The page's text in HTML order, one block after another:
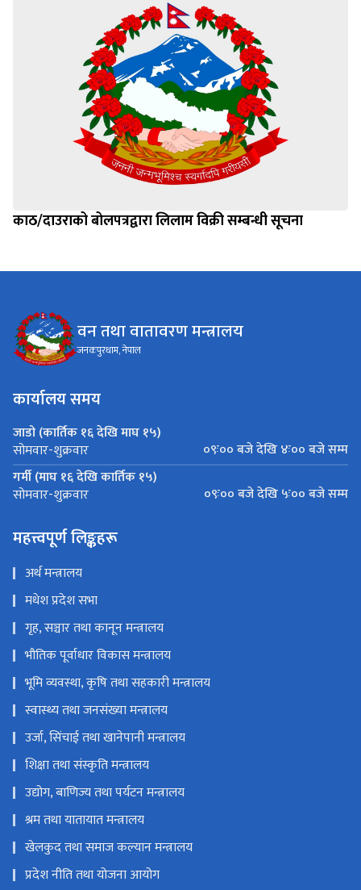
काठ/दाउराको बोलपत्रद्वारा लिलाम विक्री सम्बन्धी सूचना
वन तथा वातावरण मन्त्रालय
जनकपुरधाम, नेपाल
कार्यालय समय
जाडो (कार्तिक १६ देखि माघ १५)
सोमवार-शुक्रवार
०९ः०० बजे देखि ४ः०० बजे सम्म
गर्मी (माघ १६ देखि कार्तिक १५)
सोमवार-शुक्रवार ०९ः०० बजे देखि ५ः०० बजे सम्म
महत्त्वपूर्ण लिङ्कहरू
अर्थ मन्त्रालय
मधेश प्रदेश सभा
गृह, सञ्चार तथा कानून मन्त्रालय
भौतिक पूर्वाधार विकास मन्त्रालय
भूमि व्यवस्था, कृषि तथा सहकारी मन्त्रालय
स्वास्थ्य तथा जनसंख्या मन्त्रालय
उर्जा, सिंचाई तथा खानेपानी मन्त्रालय
शिक्षा तथा संस्कृति मन्त्रालय
उद्योग, बाणिज्य तथा पर्यटन मन्त्रालय
श्रम तथा यातायात मन्त्रालय
खेलकुद तथा समाज कल्यान मन्त्रालय
प्रदेश नीति तथा योजना आयोग